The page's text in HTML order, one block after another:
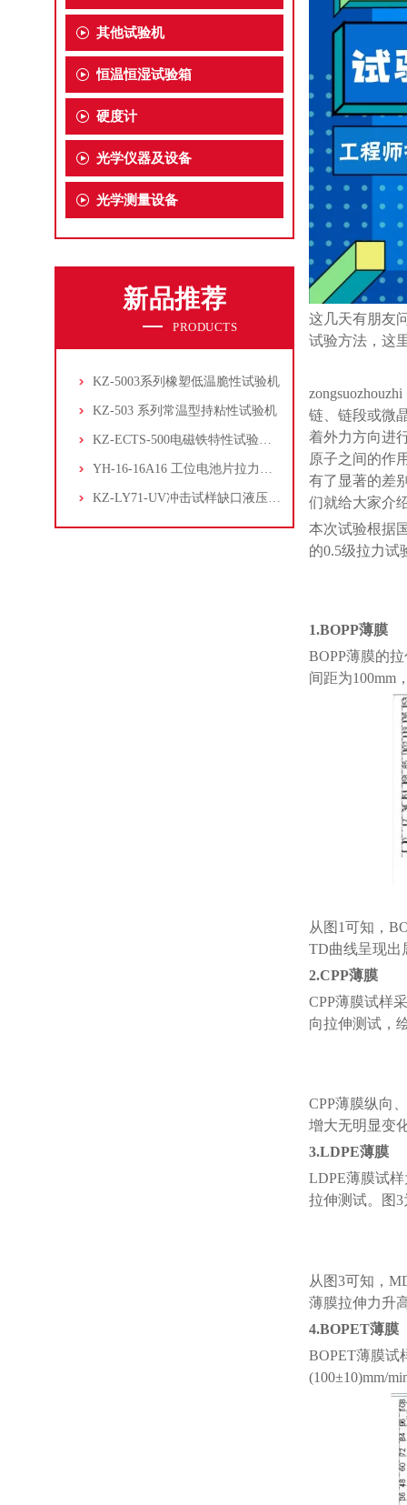
其他试验机
恒温恒湿试验箱
硬度计
光学仪器及设备
光学测量设备
新品推荐
PRODUCTS
KZ-5003系列橡塑低温脆性试验机
KZ-503 系列常温型持粘性试验机
KZ-ECTS-500电磁铁特性试验系统
YH-16-16A16 工位电池片拉力试验机
KZ-LY71-UV冲击试样缺口液压拉床
这几天有朋友
试验方法，这
zongsuozhouzhi
链、链段或微
着外力方向进
原子之间的作
有了显著的差
们就给大家介
本次试验根据
的0.5级拉力试
1.BOPP薄膜
BOPP薄膜的
间距为100mm
从图 1可知，
TD曲线呈现出
2.CPP薄膜
CPP薄膜试样
向拉伸测试，
CPP薄膜纵向
增大无明显变
3.LDPE薄膜
LDPE薄膜试
拉伸测试。图3
从图3可知，
薄膜拉伸力升
4.BOPET薄膜
BOPET薄膜试
(100±10)mm/